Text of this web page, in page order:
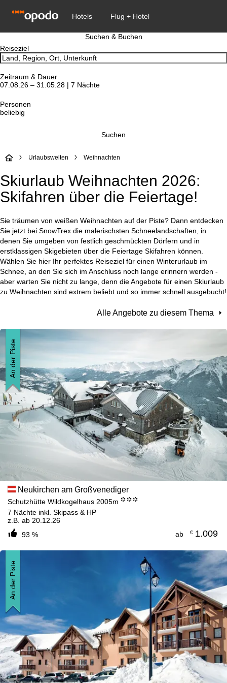
Suchen & Buchen
Reiseziel
Zeitraum & Dauer
07.08.26 – 31.05.28 | 7 Nächte
Personen
beliebig
Suchen
S
t
a
r
t
s
e
e
Urlaubswelten Weihnachten
Skiurlaub Weihnachten 2026:
Skifahren über die Feiertage!
Sie träumen von weißen Weihnachten auf der Piste? Dann entdecken
Sie jetzt bei SnowTrex die malerischsten Schneelandschaften, in
denen Sie umgeben von festlich geschmückten Dörfern und in
erstklassigen Skigebieten über die Feiertage Skifahren können.
Wählen Sie hier Ihr perfektes Reiseziel für einen Winterurlaub im
Schnee, an den Sie sich im Anschluss noch lange erinnern werden -
aber warten Sie nicht zu lange, denn die Angebote für einen Skiurlaub
zu Weihnachten sind extrem beliebt und so immer schnell ausgebucht!
Alle Angebote zu diesem Thema
Neukirchen am Großvenediger
Schutzhütte Wildkogelhaus 2005m °°°
7 Nächte inkl. Skipass & HP
z.B. ab 20.12.26
93 %
ab €1.009
An der Piste
An der Piste